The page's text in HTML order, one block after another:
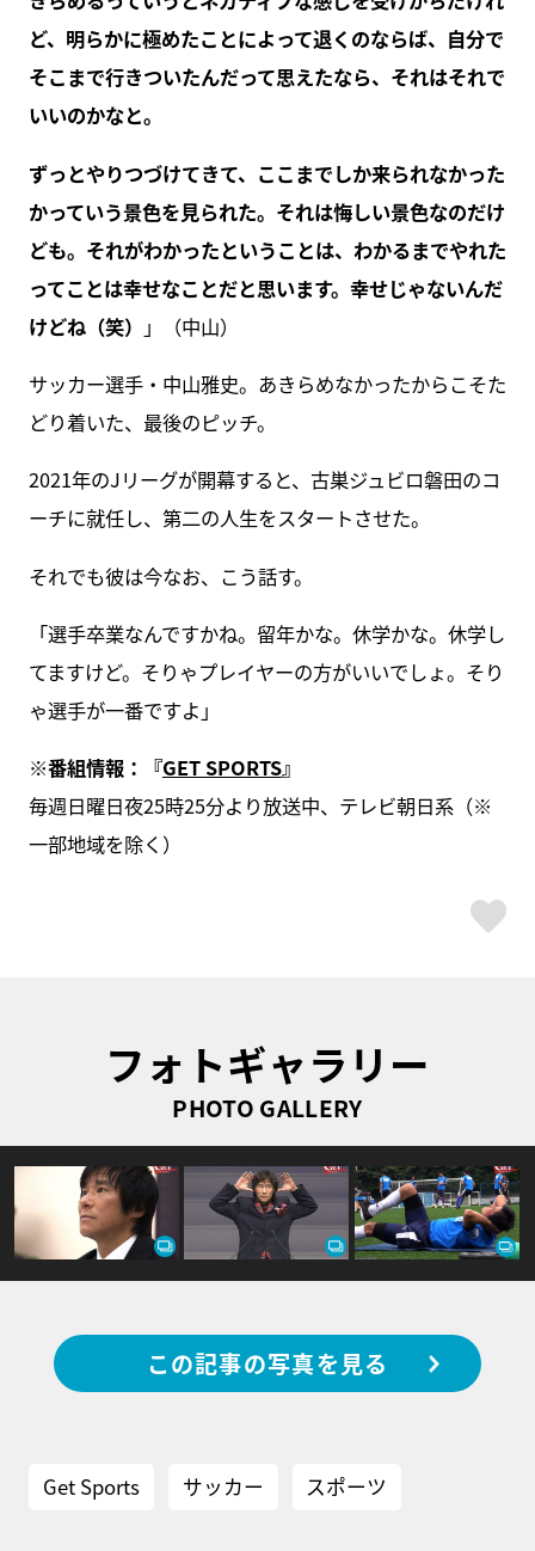
ど、明らかに極めたことによって退くのならば、自分で
そこまで行きついたんだって思えたなら、それはそれで
いいのかなと。
ずっとやりつづけてきて、ここまでしか来られなかった
かっていう景色を見られた。それは悔しい景色なのだけ
ども。それがわかったということは、わかるまでやれた
ってことは幸せなことだと思います。幸せじゃないんだ
けどね（笑） 」（中山）
サッカー選手・中山雅史。あきらめなかったからこそた
どり着いた、最後のピッチ。
2021年のJリーグが開幕すると、古巣ジュビロ磐田のコ
ーチに就任し、第二の人生をスタートさせた。
それでも彼は今なお、こう話す。
「選手卒業なんですかね。留年かな。休学かな。休学し
てますけど。そりゃプレイヤーの方がいいでしょ。そり
ゃ選手が一番ですよ」
※番組情報：『GET SPORTS』
毎週日曜日夜25時25分より放送中、テレビ朝日系（※
一部地域を除く）
フォトギャラリー
PHOTO GALLERY
この記事の写真を見る
Get Sports サッカー スポーツ